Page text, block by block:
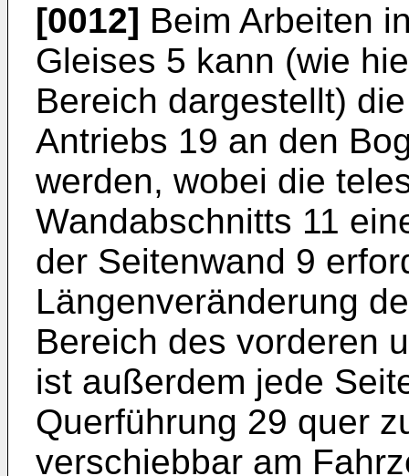
[0012] Beim Arbeiten
Gleises 5 kann (wie
Bereich dargestellt)
Antriebs 19 an den
werden, wobei die
Wandabschnitts 11
der Seitenwand 9
Längenveränderung
Bereich des vorderen
ist außerdem jede
Querführung 29 quer
verschiebbar am